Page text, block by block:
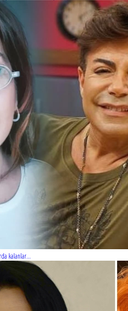
kalanlar...